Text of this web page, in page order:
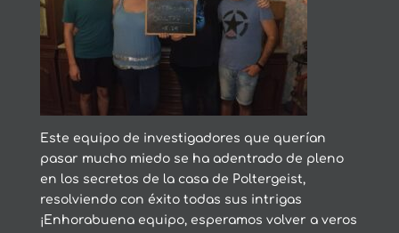
Este equipo de investigadores que querían
pasar mucho miedo se ha adentrado de pleno
en los secretos de la casa de Poltergeist,
resolviendo con éxito todas sus intrigas
¡Enhorabuena equipo, esperamos volver a veros